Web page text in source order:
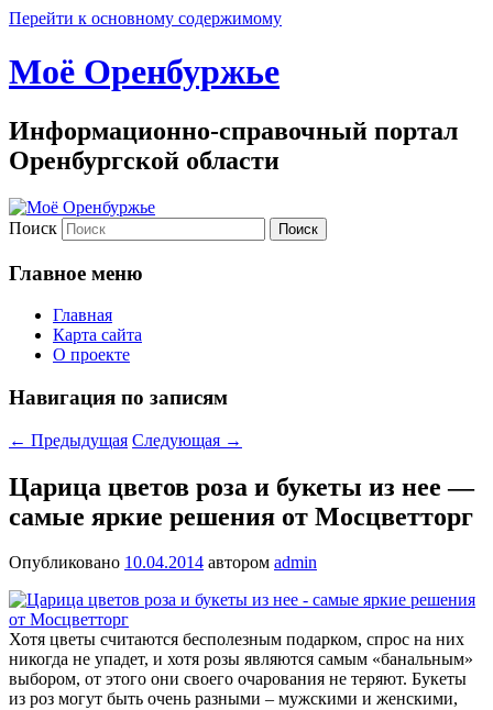
Перейти к основному содержимому
Моё Оренбуржье
Информационно-справочный портал
Оренбургской области
Поиск
Главное меню
Главная
Карта сайта
О проекте
Навигация по записям
← Предыдущая Следующая →
Царица цветов роза и букеты из нее —
самые яркие решения от Мосцветторг
Опубликовано 10.04.2014 автором admin
Хотя цветы считаются бесполезным подарком, спрос на них
никогда не упадет, и хотя розы являются самым «банальным»
выбором, от этого они своего очарования не теряют. Букеты
из роз могут быть очень разными – мужскими и женскими,